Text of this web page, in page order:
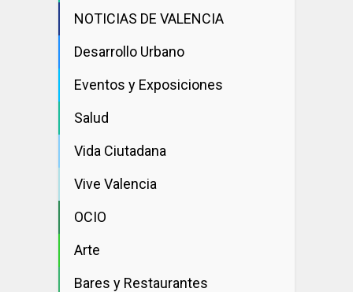
NOTICIAS DE VALENCIA
Desarrollo Urbano
Eventos y Exposiciones
Salud
Vida Ciutadana
Vive Valencia
OCIO
Arte
Bares y Restaurantes